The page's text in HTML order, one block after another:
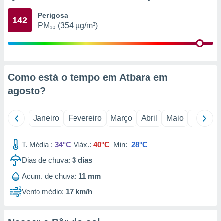
qual se
tal,
na
de
ou aceder
num
142 Perigosa
PM₁₀ (354 µg/m³)
Como está o tempo em Atbara em
agosto?
Janeiro Fevereiro Março Abril Maio Junho
T. Média : 34°C Máx.: 40°C Min: 28°C
Dias de chuva: 3 dias
Acum. de chuva: 11 mm
Vento médio: 17 km/h